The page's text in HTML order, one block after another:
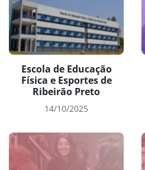
Escola de Educação
Física e Esportes de
Ribeirão Preto
14/10/2025